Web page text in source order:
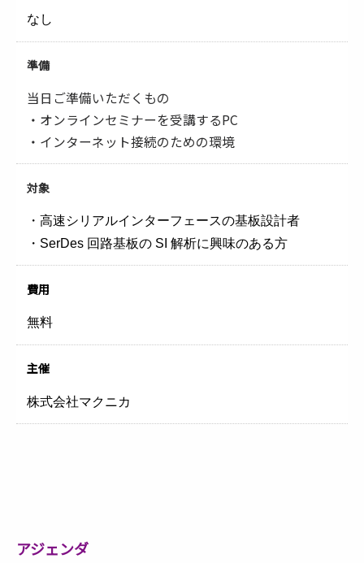
なし
準備
当日ご準備いただくもの
・オンラインセミナーを受講するPC
・インターネット接続のための環境
対象
・高速シリアルインターフェースの基板設計者
・SerDes 回路基板の SI 解析に興味のある方
費用
無料
主催
株式会社マクニカ
アジェンダ